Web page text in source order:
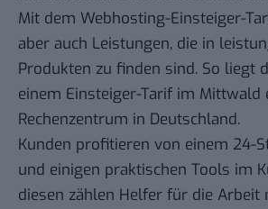
Mit dem Webhosting-Einsteiger-
aber auch Leistungen, die in
Produkten zu finden sind. So liegt
einem Einsteiger-Tarif im Mittwald
Rechenzentrum in Deutschland.
Kunden profitieren von einem 24-
und einigen praktischen Tools im
diesen zählen Helfer für die Arbeit